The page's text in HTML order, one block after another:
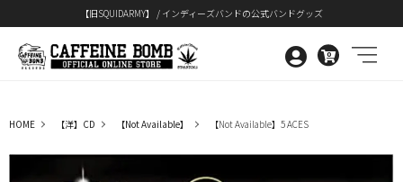
【旧SQUIDARMY】 / インディーズバンドの公式バンドグッズ
0
HOME 【洋】CD 【Not Available】 【Not Available】5 ACES